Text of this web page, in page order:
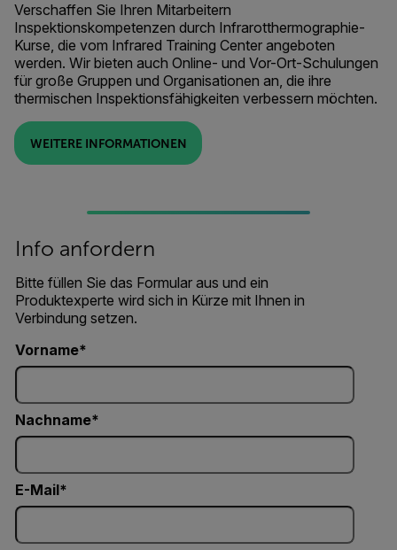
Verschaffen Sie Ihren Mitarbeitern
Inspektionskompetenzen durch Infrarotthermographie-
Kurse, die vom Infrared Training Center angeboten
werden. Wir bieten auch Online- und Vor-Ort-Schulungen
für große Gruppen und Organisationen an, die ihre
thermischen Inspektionsfähigkeiten verbessern möchten.
WEITERE INFORMATIONEN
Info anfordern
Bitte füllen Sie das Formular aus und ein
Produktexperte wird sich in Kürze mit Ihnen in
Verbindung setzen.
Vorname
Nachname
E-Mail